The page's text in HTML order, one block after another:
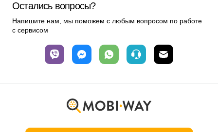
Остались вопросы?
Напишите нам, мы поможем с любым вопросом по работе
с сервисом